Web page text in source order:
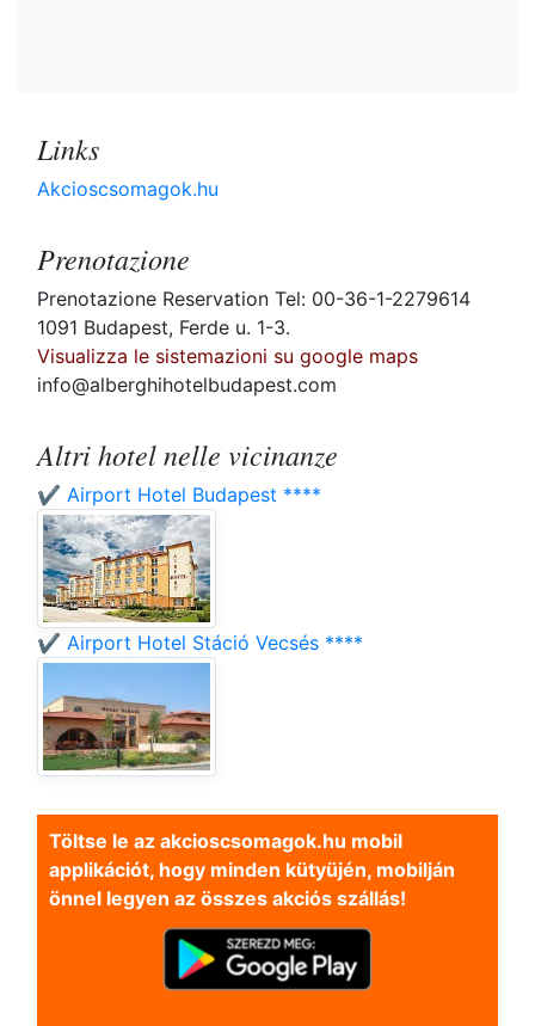
Links
Akcioscsomagok.hu
Prenotazione
Prenotazione Reservation Tel: 00-36-1-2279614
1091 Budapest, Ferde u. 1-3.
Visualizza le sistemazioni su google maps
info@alberghihotelbudapest.com
Altri hotel nelle vicinanze
✔️ Airport Hotel Budapest ****
✔️ Airport Hotel Stáció Vecsés ****
Töltse le az akcioscsomagok.hu mobil
applikációt, hogy minden kütyüjén, mobilján
önnel legyen az összes akciós szállás!